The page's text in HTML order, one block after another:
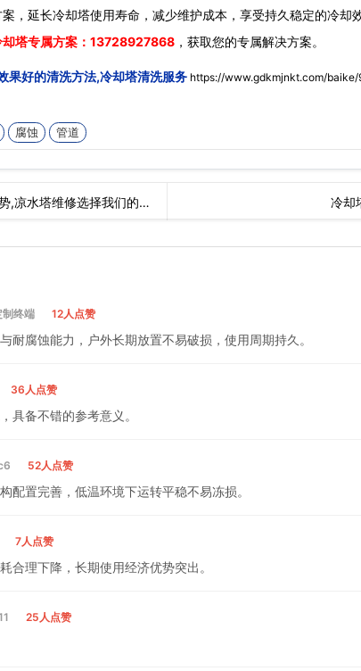
案，延长冷却塔使用寿命，减少维护成本，享受持久稳定的冷却效
塔专属方案： 13728927868 ，获取您的专属解决方案。
果好的清洗方法,冷却塔清洗服务 https://www.gdkmjnkt.com/baike/
腐蚀 管道
,凉水塔维修选择我们的… 冷却
终端 12人点赞
耐腐蚀能力，户外长期放置不易破损，使用周期持久。
36人点赞
具备不错的参考意义。
52人点赞
配置完善，低温环境下运转平稳不易冻损。
7人点赞
合理下降，长期使用经济优势突出。
25人点赞